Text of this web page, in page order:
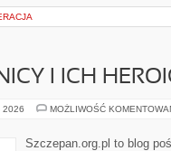
I ICH
2026 MOŻLIWOŚĆ
Szczepan.org.pl to blog